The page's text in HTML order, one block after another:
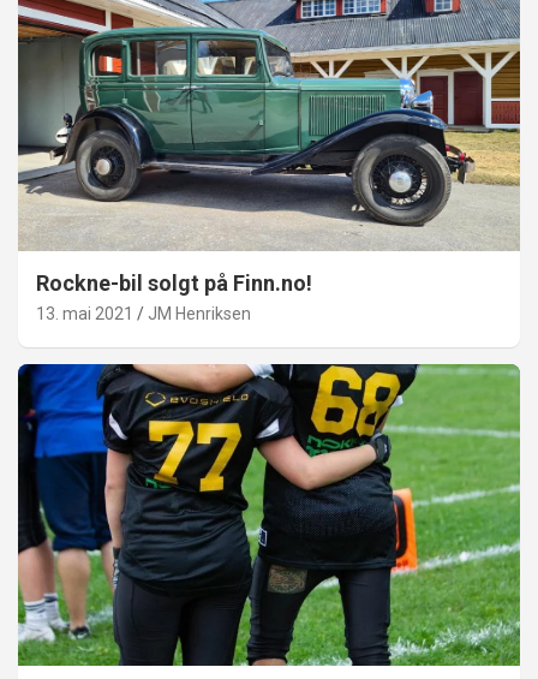
Rockne-bil solgt på Finn.no!
13. mai 2021 JM Henriksen